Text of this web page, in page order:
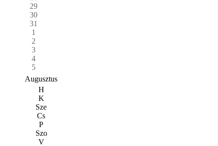
29
30
31
1
2
3
4
5
Augusztus
H
K
Sze
Cs
P
Szo
V